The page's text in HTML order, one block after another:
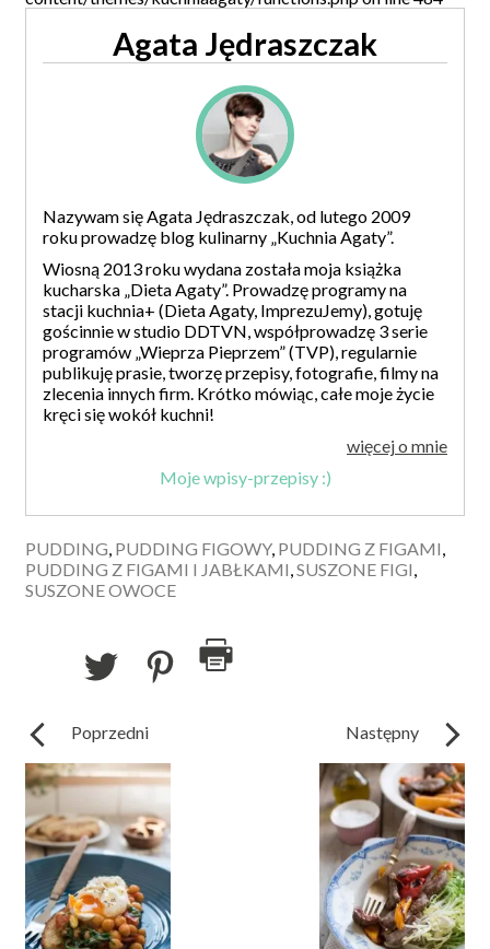
Agata Jędraszczak
Nazywam się Agata Jędraszczak, od lutego 2009
roku prowadzę blog kulinarny „Kuchnia Agaty”.
Wiosną 2013 roku wydana została moja książka
kucharska „Dieta Agaty”. Prowadzę programy na
stacji kuchnia+ (Dieta Agaty, ImprezuJemy), gotuję
gościnnie w studio DDTVN, współprowadzę 3 serie
programów „Wieprza Pieprzem” (TVP), regularnie
publikuję prasie, tworzę przepisy, fotografie, filmy na
zlecenia innych firm. Krótko mówiąc, całe moje życie
kręci się wokół kuchni!
więcej o mnie
Moje wpisy-przepisy :)
PUDDING, PUDDING FIGOWY, PUDDING Z FIGAMI,
PUDDING Z FIGAMI I JABŁKAMI,SUSZONE FIGI,
SUSZONE OWOCE
Poprzedni Następny